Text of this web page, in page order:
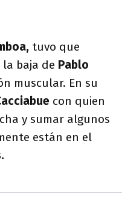
tuvo que
baja de Pablo
muscular. En su
con quien
y sumar algunos
están en el